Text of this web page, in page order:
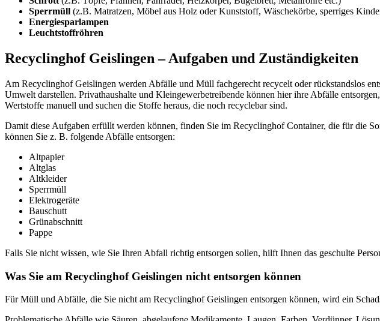
Sperrmüll (z.B. Matratzen, Möbel aus Holz oder Kunststoff, Wäschekörbe, sperriges
Energiesparlampen
Leuchtstoffröhren
Recyclinghof Geislingen – Aufgaben und Zuständigkeiten
Am Recyclinghof Geislingen werden Abfälle und Müll fachgerecht recycelt oder rückstandslos
Umwelt darstellen. Privathaushalte und Kleingewerbetreibende können hier ihre Abfälle
Wertstoffe manuell und suchen die Stoffe heraus, die noch recyclebar sind.
Damit diese Aufgaben erfüllt werden können, finden Sie im Recyclinghof Container, die für die
können Sie z. B. folgende Abfälle entsorgen:
Altpapier
Altglas
Altkleider
Sperrmüll
Elektrogeräte
Bauschutt
Grünabschnitt
Pappe
Falls Sie nicht wissen, wie Sie Ihren Abfall richtig entsorgen sollen, hilft Ihnen das geschulte
Was Sie am Recyclinghof Geislingen nicht entsorgen können
Für Müll und Abfälle, die Sie nicht am Recyclinghof Geislingen entsorgen können, wird ein